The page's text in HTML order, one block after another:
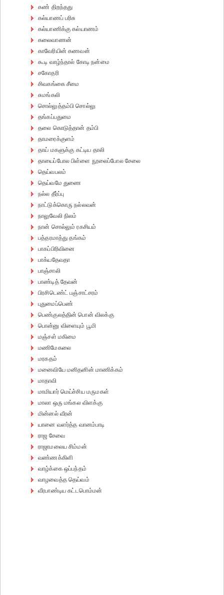
கண் திறந்தது
கல்யாணப் பரிசு
கல்யாணிக்கு கல்யாணம்
கலைவாணன்
காவேரியின் கணவன்
கூடி வாழ்ந்தால் கோடி நன்மை
சகோதரி
சிவகங்கை சீமை
சுமங்கலி
சொல்லுத்தம்பி சொல்லு
தங்கப்பதுமை
தலை கொடுத்தான் தம்பி
தாமரைக்குளம்
தாய் மகளுக்கு கட்டிய தாலி
தாயைப்போல பிள்ளை நூலைப்போல சேலை
தெய்வபலம்
தெய்வமே துணை
நல்ல தீர்ப்பு
நாட்டுக்கொரு நல்லவன்
நாலுவேலி நிலம்
நான் சொல்லும் ரகசியம்
பத்தரமாத்து தங்கம்
பாகப்பிரிவினை
பாக்யதேவதா
பாஞ்சாலி
பாண்டித் தேவன்
பிரசிடெண்ட் பஞ்சாட்சரம்
புதுமைப்பெண்
பெண்குலத்தின் பொன் விலக்கு
பொன்னு விளையும் பூமி
மஞ்சள் மகிமை
மணிமேகலை
மரகதம்
மனைவியே மனிதனின் மாணிக்கம்
மாதாவி
மாமியார் மெய்ச்சிய மருமகள்
மாலா ஒரு மங்கல விளக்கு
மின்னல் வீரன்
யானை வளர்த்த வானம்பாடி
ராஜ சேவை
ராஜாமலைய சிம்மன்
வண்ணக்கிளி
வாழ்க்கை ஒப்பந்தம்
வாழவைத்த தெய்வம்
வீரபாண்டிய கட்டபொம்மன்